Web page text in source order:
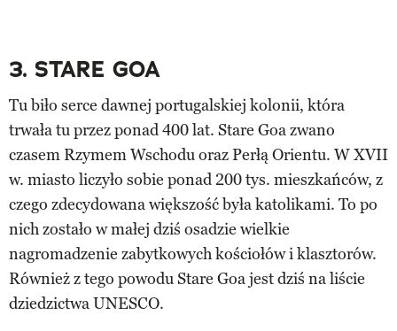
3. STARE GOA
Tu biło serce dawnej portugalskiej kolonii, która
trwała tu przez ponad 400 lat. Stare Goa zwano
czasem Rzymem Wschodu oraz Perłą Orientu. W XVII
w. miasto liczyło sobie ponad 200 tys. mieszkańców, z
czego zdecydowana większość była katolikami. To po
nich zostało w małej dziś osadzie wielkie
nagromadzenie zabytkowych kościołów i klasztorów.
Również z tego powodu Stare Goa jest dziś na liście
dziedzictwa UNESCO.